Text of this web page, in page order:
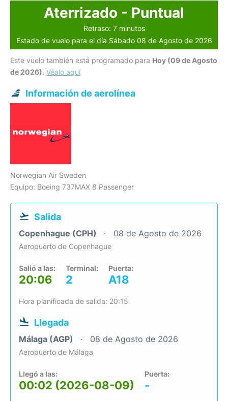
Aterrizado - Puntual
Retraso: 7 minutos
Estado de vuelo para el día Sábado 08 de Agosto de 2026
Este vuelo también está programado para Hoy (09 de Agosto
de 2026). Véalo aquí
Información de aerolínea
Norwegian Air Sweden
Equipo: Boeing 737MAX 8 Passenger
Salida
Copenhague (CPH) 08 de Agosto de 2026
Aeropuerto de Copenhague
Salió a las:
20:06
Terminal:
2
Puerta:
A18
Hora planificada de salida: 20:15
Llegada
Málaga (AGP) 08 de Agosto de 2026
Aeropuerto de Málaga
Llegó a las:
00:02 (2026-08-09)
Puerta:
-